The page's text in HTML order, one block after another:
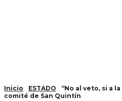
Inicio ESTADO
“No al veto, si a
comité de San Quintín